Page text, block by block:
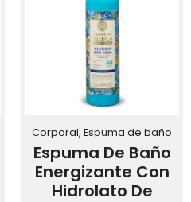
Corporal, Espuma de baño
Espuma De Baño
Energizante Con
Hidrolato De